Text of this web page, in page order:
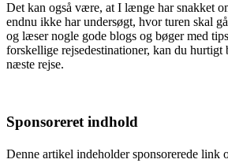
Det kan også være, at I længe har snakket
endnu ikke har undersøgt, hvor turen skal
og læser nogle gode blogs og bøger med
forskellige rejsedestinationer, kan du
næste rejse.
Sponsoreret indhold
Denne artikel indeholder sponsorerede link